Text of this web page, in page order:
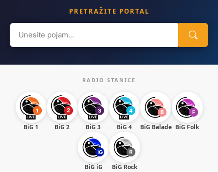
PRETRAŽITE PORTAL
Search
for:
RADIO STANICE
BiG 1 BiG 2 BiG 3 BiG 4 BiG Balade BiG Folk
BiG iG BiG Rock